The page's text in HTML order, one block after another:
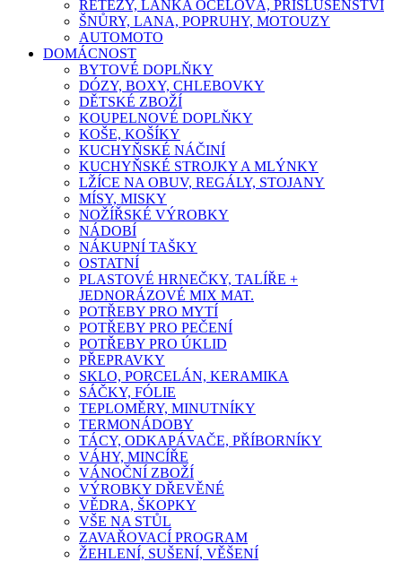
ŘETĚZY, LANKA OCELOVÁ, PŘÍSLUŠENSTVÍ
ŠNŮRY, LANA, POPRUHY, MOTOUZY
AUTOMOTO
DOMÁCNOST
BYTOVÉ DOPLŇKY
DÓZY, BOXY, CHLEBOVKY
DĚTSKÉ ZBOŽÍ
KOUPELNOVÉ DOPLŇKY
KOŠE, KOŠÍKY
KUCHYŇSKÉ NÁČINÍ
KUCHYŇSKÉ STROJKY A MLÝNKY
LŽÍCE NA OBUV, REGÁLY, STOJANY
MÍSY, MISKY
NOŽÍŘSKÉ VÝROBKY
NÁDOBÍ
NÁKUPNÍ TAŠKY
OSTATNÍ
PLASTOVÉ HRNEČKY, TALÍŘE +
JEDNORÁZOVÉ MIX MAT.
POTŘEBY PRO MYTÍ
POTŘEBY PRO PEČENÍ
POTŘEBY PRO ÚKLID
PŘEPRAVKY
SKLO, PORCELÁN, KERAMIKA
SÁČKY, FÓLIE
TEPLOMĚRY, MINUTNÍKY
TERMONÁDOBY
TÁCY, ODKAPÁVAČE, PŘÍBORNÍKY
VÁHY, MINCÍŘE
VÁNOČNÍ ZBOŽÍ
VÝROBKY DŘEVĚNÉ
VĚDRA, ŠKOPKY
VŠE NA STŮL
ZAVAŘOVACÍ PROGRAM
ŽEHLENÍ, SUŠENÍ, VĚŠENÍ